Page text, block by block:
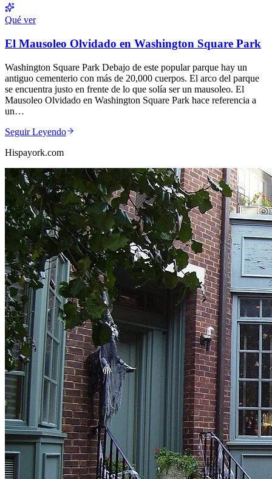
Qué ver
El Mausoleo Olvidado en Washington Square Park
Washington Square Park Debajo de este popular parque hay un
antiguo cementerio con más de 20,000 cuerpos. El arco del parque
se encuentra justo en frente de lo que solía ser un mausoleo. El
Mausoleo Olvidado en Washington Square Park hace referencia a
un…
Seguir Leyendo
Hispayork.com